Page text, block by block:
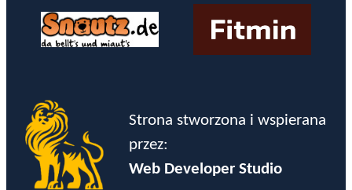
Strona stworzona i wspierana
przez:
Web Developer Studio